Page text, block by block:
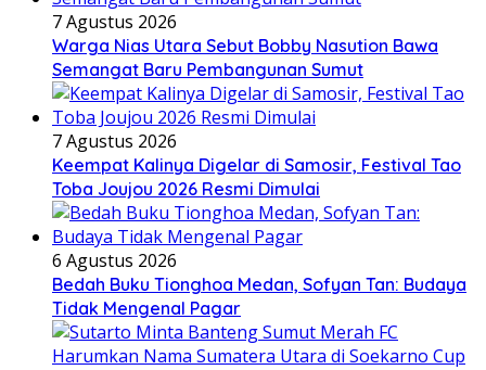
7 Agustus 2026
Warga Nias Utara Sebut Bobby Nasution Bawa
Semangat Baru Pembangunan Sumut
7 Agustus 2026
Keempat Kalinya Digelar di Samosir, Festival Tao
Toba Joujou 2026 Resmi Dimulai
6 Agustus 2026
Bedah Buku Tionghoa Medan, Sofyan Tan: Budaya
Tidak Mengenal Pagar